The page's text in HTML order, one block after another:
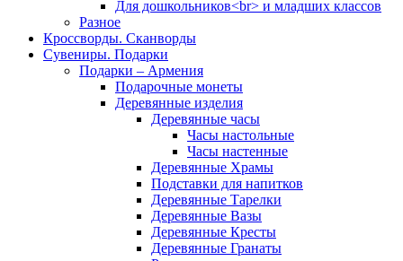
Для дошкольников<br> и младших классов
Разное
Кроссворды. Сканворды
Сувениры. Подарки
Подарки – Армения
Подарочные монеты
Деревянные изделия
Деревянные часы
Часы настольные
Часы настенные
Деревянные Храмы
Подставки для напитков
Деревянные Тарелки
Деревянные Вазы
Деревянные Кресты
Деревянные Гранаты